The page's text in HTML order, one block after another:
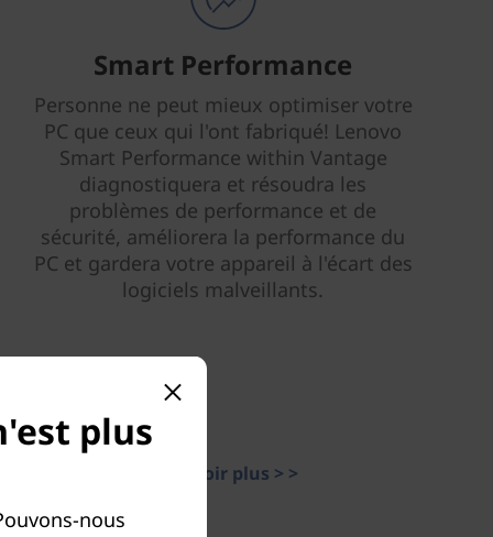
Smart Performance
Personne ne peut mieux optimiser votre
PC que ceux qui l'ont fabriqué! Lenovo
Smart Performance within Vantage
diagnostiquera et résoudra les
problèmes de performance et de
sécurité, améliorera la performance du
PC et gardera votre appareil à l'écart des
logiciels malveillants.
En savoir plus > >
plus
nous